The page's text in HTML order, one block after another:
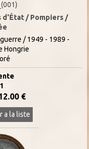
d'État / Pompiers /
/ 1949 - 1989 -
Hongrie
1
€
a la liste